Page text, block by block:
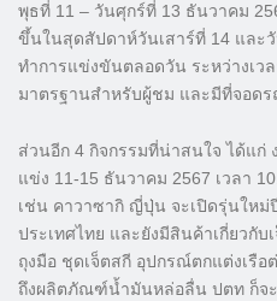
พุธที่ 11 – วันศุกร์ที่ 13 ธันวาคม
ขึ้นในสุดสัปดาห์วันเสาร์ที่ 14 และ
ทำการแข่งขันตลอดวัน ระหว่างเว
มาตรฐานสำหรับผู้ชม และมีที่จอด
ส่วนอีก 4 กิจกรรมที่น่าสนใจ ได้แก่
แข่ง 11-15 ธันวาคม 2567 เวลา
เช่น คาวาซากิ ญี่ปุ่น จะเปิดรุ่นใหม่
ประเทศไทย และยังมีสินค้าเกี่ยวกับ
ถุงมือ ชุดเจ็ตสกี อุปกรณ์ตกแต่งเรือ
ถึงผลิตภัณฑ์น้ำมันหล่อลื่น ปตท ก็จ